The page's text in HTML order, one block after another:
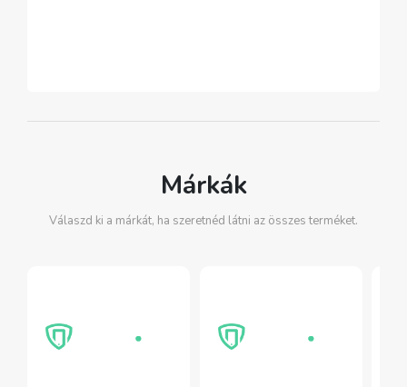
Márkák
Válaszd ki a márkát, ha szeretnéd látni az összes terméket.